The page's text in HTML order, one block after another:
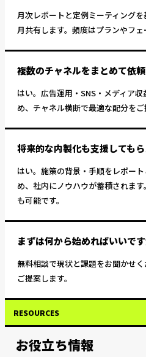
月次レポートと定例ミーティング
月共有します。頻度はプランやフェ
複数のチャネルをまとめて依
はい。広告運用・SNS・メディア
め、チャネル横断で最適な配分をご
将来的な内製化も支援しても
はい。施策の背景・手順をレポー
め、社内にノウハウが蓄積されま
も可能です。
まずは何から始めればいいで
無料相談で現状と課題をお聞かせ
ご提案します。
RESOURCES
お役立ち情報